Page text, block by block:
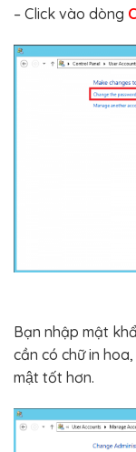
– Click vào dòng
Bạn nhập mật
cần có chữ in
mật tốt hơn.